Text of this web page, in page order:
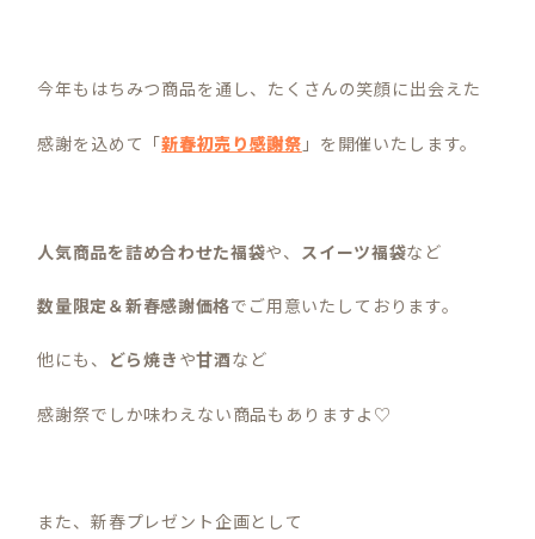
今年もはちみつ商品を通し、たくさんの笑顔に出会えた
感謝を込めて「新春初売り感謝祭 」を開催いたします。
人気商品を詰め合わせた福袋や、 スイーツ福袋など
数量限定＆新春感謝価格でご用意いたしております。
他にも、 どら焼き や甘酒など
感謝祭でしか味わえない商品もありますよ♡
また、新春プレゼント企画として